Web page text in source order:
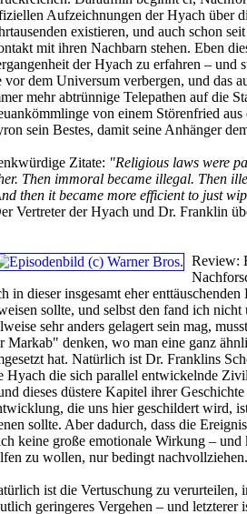
Aufzeichnungen der Hyach über
existieren, und auch schon
mit ihren Nachbarn stehen. Eben
der Hyach zu erfahren – und
vor dem Universum verbergen, und das
mehr abtrünnige Telepathen auf die
von einem Störenfried
sein Bestes, damit seine Anhänger
Zitate: "Religious laws were
Then immoral became illegal. Then
then it became more efficient to just
Vertreter der Hyach und Dr. Franklin
Review:
in dieser insgesamt eher
sollte, und selbst den fand ich
sehr anders gelagert sein mag,
Markab" denken, wo man eine ganz
hat. Natürlich ist Dr. Franklins
Hyach die sich parallel entwickelnde
dieses düstere Kapitel ihrer
die uns hier geschildert wird,
sollte. Aber dadurch, dass die
keine große emotionale Wirkung –
zu wollen, nur bedingt nachvollziehen.
ist die Vertuschung zu verurteilen,
geringeres Vergehen – und